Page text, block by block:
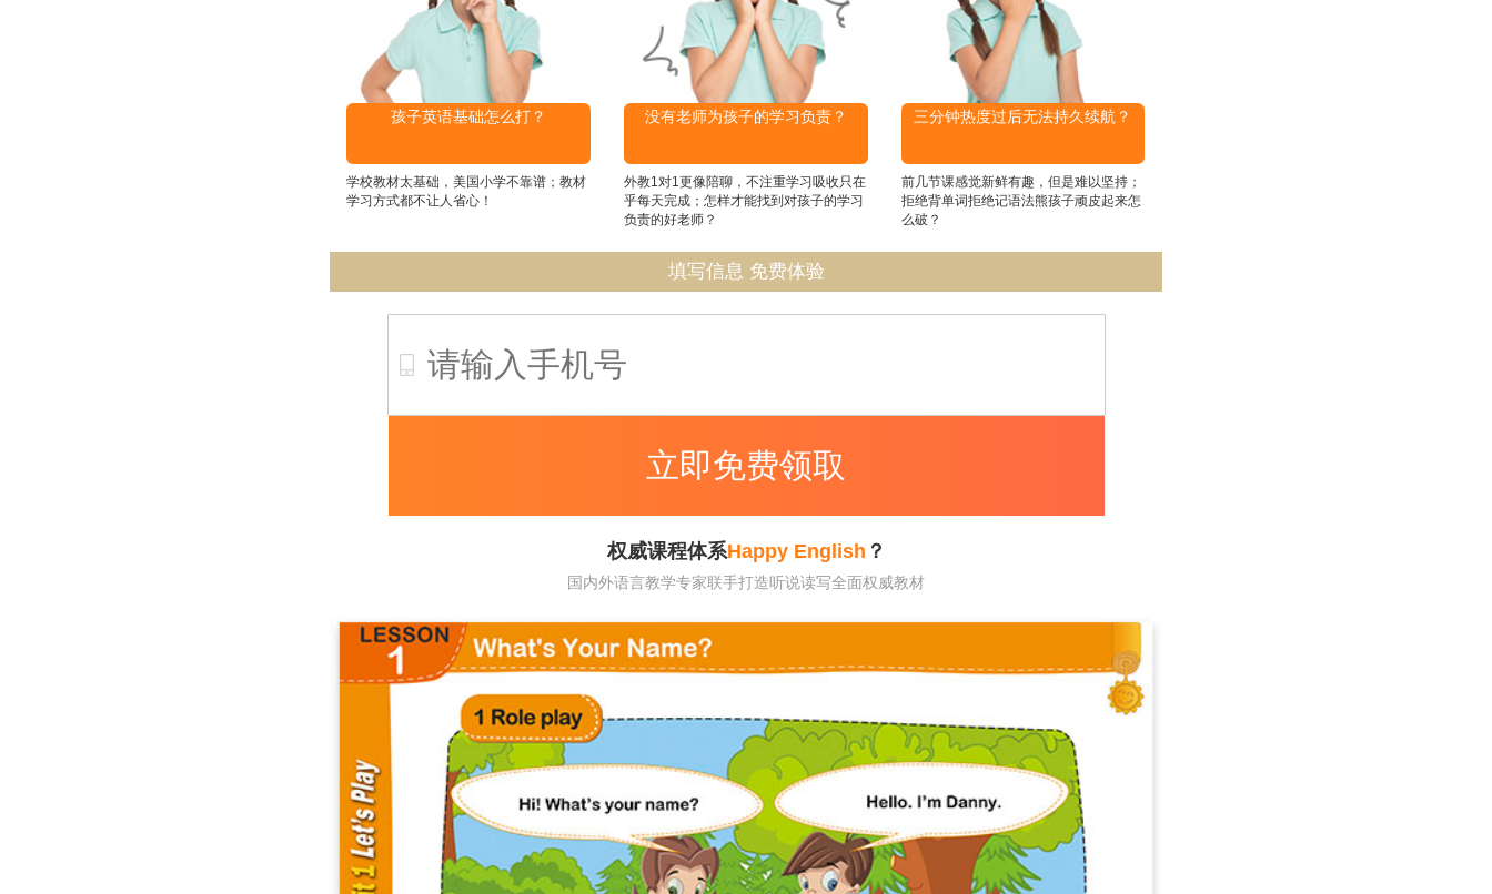
孩子英语基础怎么打？
学校教材太基础，美国小学不靠谱；教材
学习方式都不让人省心！
没有老师为孩子的学习负责？
外教1对1更像陪聊，不注重学习吸收只在
乎每天完成；怎样才能找到对孩子的学习
负责的好老师？
三分钟热度过后无法持久续航？
前几节课感觉新鲜有趣，但是难以坚持；
拒绝背单词拒绝记语法熊孩子顽皮起来怎
么破？
填写信息 免费体验
权威课程体系Happy English ？
国内外语言教学专家联手打造听说读写全面权威教材